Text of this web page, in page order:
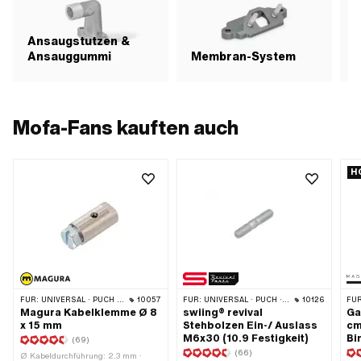
Ansaugstutzen &
Ansauggummi
Membran-System
Mofa-Fans kauften auch
FÜR: UNIVERSAL · PUCH · SACHS 10057
Magura Kabelklemme Ø 8
x 15 mm
(69)
Ø Kabeldurchführung: 2.3 mm ·
FÜR: UNIVERSAL · PUCH · SACHS · PONY / CILO (BETA 521 & 512) · ZÜNDAPP BELMONDO · SOLEX · TOMOS 10126
swiing® revival
Stehbolzen Ein-/ Auslass
M6x30 (10.9 Festigkeit)
(66)